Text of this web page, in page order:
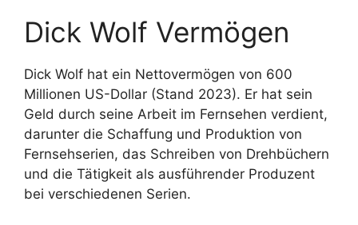
Dick Wolf Vermögen
Dick Wolf hat ein Nettovermögen von 600
Millionen US-Dollar (Stand 2023). Er hat sein
Geld durch seine Arbeit im Fernsehen verdient,
darunter die Schaffung und Produktion von
Fernsehserien, das Schreiben von Drehbüchern
und die Tätigkeit als ausführender Produzent
bei verschiedenen Serien.